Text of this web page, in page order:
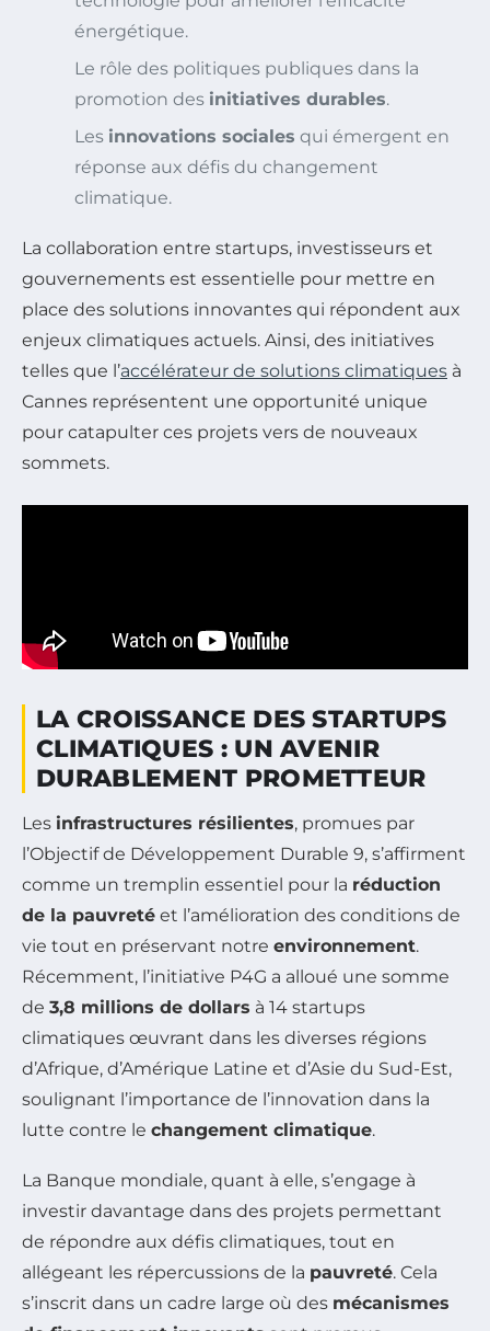
énergétique.
Le rôle des politiques publiques dans la
promotion des initiatives durables.
Les innovations sociales qui émergent en
réponse aux défis du changement
climatique.
La collaboration entre startups, investisseurs et
gouvernements est essentielle pour mettre en
place des solutions innovantes qui répondent aux
enjeux climatiques actuels. Ainsi, des initiatives
telles que l’accélérateur de solutions climatiques à
Cannes représentent une opportunité unique
pour catapulter ces projets vers de nouveaux
sommets.
LA CROISSANCE DES STARTUPS
CLIMATIQUES : UN AVENIR
DURABLEMENT PROMETTEUR
Les infrastructures résilientes, promues par
l’Objectif de Développement Durable 9, s’affirment
comme un tremplin essentiel pour la réduction
de la pauvreté et l’amélioration des conditions de
vie tout en préservant notre environnement.
Récemment, l’initiative P4G a alloué une somme
de 3,8 millions de dollars à 14 startups
climatiques œuvrant dans les diverses régions
d’Afrique, d’Amérique Latine et d’Asie du Sud-Est,
soulignant l’importance de l’innovation dans la
lutte contre le changement climatique.
La Banque mondiale, quant à elle, s’engage à
investir davantage dans des projets permettant
de répondre aux défis climatiques, tout en
allégeant les répercussions de la pauvreté. Cela
s’inscrit dans un cadre large où des mécanismes